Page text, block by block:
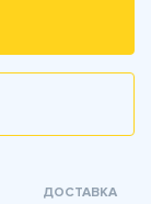
ДОСТАВКА